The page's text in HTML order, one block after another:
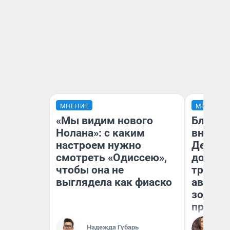
МНЕНИЕ
«Мы видим нового
Нолана»: с каким
настроем нужно
смотреть «Одиссею»,
чтобы она не
выглядела как фиаско
Надежда Губарь
МНЕНИЕ
Девам
траты:
август